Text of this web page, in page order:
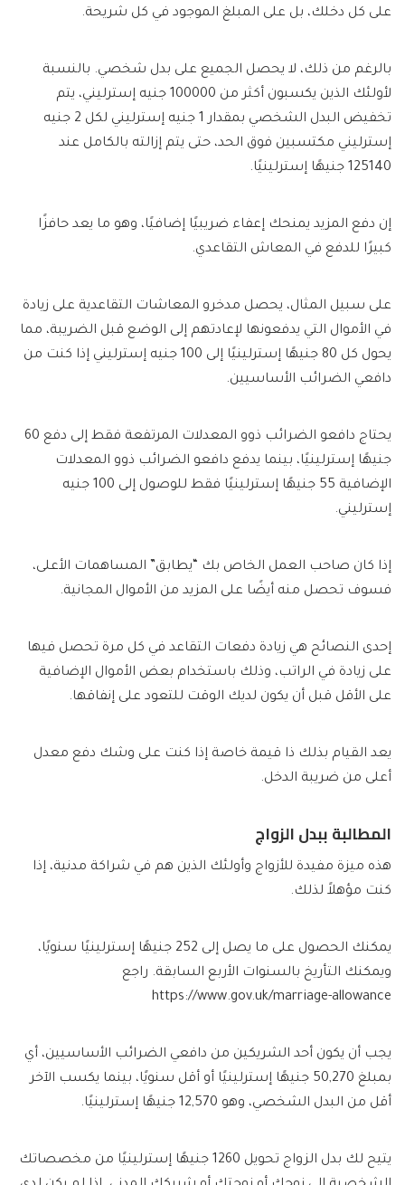
على كل دخلك، بل على المبلغ الموجود في كل شريحة.
بالرغم من ذلك، لا يحصل الجميع على بدل شخصي. بالنسبة
لأولئك الذين يكسبون أكثر من 100000 جنيه إسترليني، يتم
تخفيض البدل الشخصي بمقدار 1 جنيه إسترليني لكل 2 جنيه
إسترليني مكتسبين فوق الحد، حتى يتم إزالته بالكامل عند
125140 جنيهًا إسترلينيًا.
إن دفع المزيد يمنحك إعفاء ضريبيًا إضافيًا، وهو ما يعد حافزًا
كبيرًا للدفع في المعاش التقاعدي.
على سبيل المثال، يحصل مدخرو المعاشات التقاعدية على زيادة
في الأموال التي يدفعونها لإعادتهم إلى الوضع قبل الضريبة، مما
يحول كل 80 جنيهًا إسترلينيًا إلى 100 جنيه إسترليني إذا كنت من
دافعي الضرائب الأساسيين.
يحتاج دافعو الضرائب ذوو المعدلات المرتفعة فقط إلى دفع 60
جنيهًا إسترلينيًا، بينما يدفع دافعو الضرائب ذوو المعدلات
الإضافية 55 جنيهًا إسترلينيًا فقط للوصول إلى 100 جنيه
إسترليني.
إذا كان صاحب العمل الخاص بك “يطابق” المساهمات الأعلى،
فسوف تحصل منه أيضًا على المزيد من الأموال المجانية.
إحدى النصائح هي زيادة دفعات التقاعد في كل مرة تحصل فيها
على زيادة في الراتب، وذلك باستخدام بعض الأموال الإضافية
على الأقل قبل أن يكون لديك الوقت للتعود على إنفاقها.
يعد القيام بذلك ذا قيمة خاصة إذا كنت على وشك دفع معدل
أعلى من ضريبة الدخل.
المطالبة ببدل الزواج
هذه ميزة مفيدة للأزواج وأولئك الذين هم في شراكة مدنية، إذا
كنت مؤهلاً لذلك.
يمكنك الحصول على ما يصل إلى 252 جنيهًا إسترلينيًا سنويًا،
ويمكنك التأريخ بالسنوات الأربع السابقة. راجع
https://www.gov.uk/marriage-allowance
يجب أن يكون أحد الشريكين من دافعي الضرائب الأساسيين، أي
بمبلغ 50,270 جنيهًا إسترلينيًا أو أقل سنويًا، بينما يكسب الآخر
أقل من البدل الشخصي، وهو 12,570 جنيهًا إسترلينيًا.
يتيح لك بدل الزواج تحويل 1260 جنيهًا إسترلينيًا من مخصصاتك